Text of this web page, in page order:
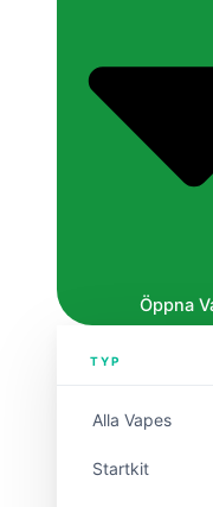
Öppna
TYP
Alla Vapes
Startkit